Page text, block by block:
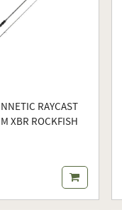
RAYCAST
XBR ROCKFISH